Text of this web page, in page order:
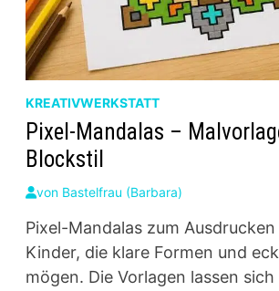
KREATIVWERKSTATT
Pixel-Mandalas –
Blockstil
von Bastelfrau (Barbara)
Pixel-Mandalas zum
Kinder, die klare Formen und
mögen. Die Vorlagen lassen